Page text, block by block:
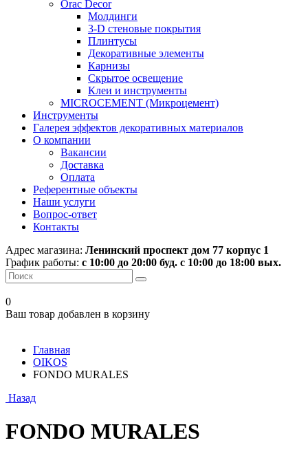
Orac Decor
Молдинги
3-D стеновые покрытия
Плинтусы
Декоративные элементы
Карнизы
Скрытое освещение
Клеи и инструменты
MICROCEMENT (Микроцемент)
Инструменты
Галерея эффектов декоративных материалов
О компании
Вакансии
Доставка
Оплата
Референтные объекты
Наши услуги
Вопрос-ответ
Контакты
Адрес магазина: Ленинский проспект дом 77 корпус 1
График работы: с 10:00 до 20:00 буд. с 10:00 до 18:00 вых.
0
Ваш товар добавлен в корзину
Главная
OIKOS
FONDO MURALES
Назад
FONDO MURALES